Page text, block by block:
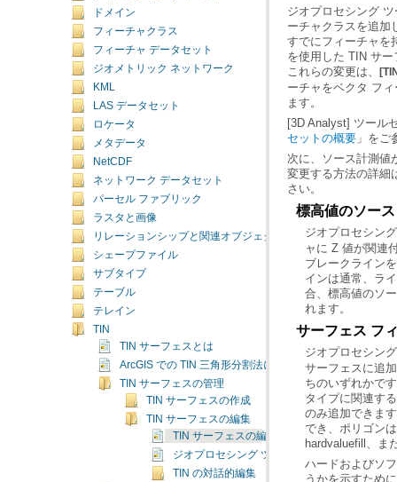
ドメイン
フィーチャクラス
フィーチャ データセット
ジオメトリック ネットワーク
KML
LAS データセット
ロケータ
メタデータ
NetCDF
ネットワーク データセット
パーセル ファブリック
ラスタと画像
リレーションシップと関連オブジェクト
シェープファイル
サブタイプ
テーブル
テレイン
TIN
TIN サーフェスとは
ArcGIS での TIN 三角形分割法についての基礎
TIN サーフェスの管理
TIN サーフェスの作成
TIN サーフェスの編集
TIN サーフェスの編集についての基礎
ジオプロセシング ツールを使用した TIN のフ
TIN の対話的編集
これらの変更は、
ます。
[3D Analyst] ツール
セットの概要 」をご
変更する方法の詳細
さい。
標高値のソース
ジオプロセシン
れます。
サーフェス フ
ジオプロセシン
hardvaluefill、ま